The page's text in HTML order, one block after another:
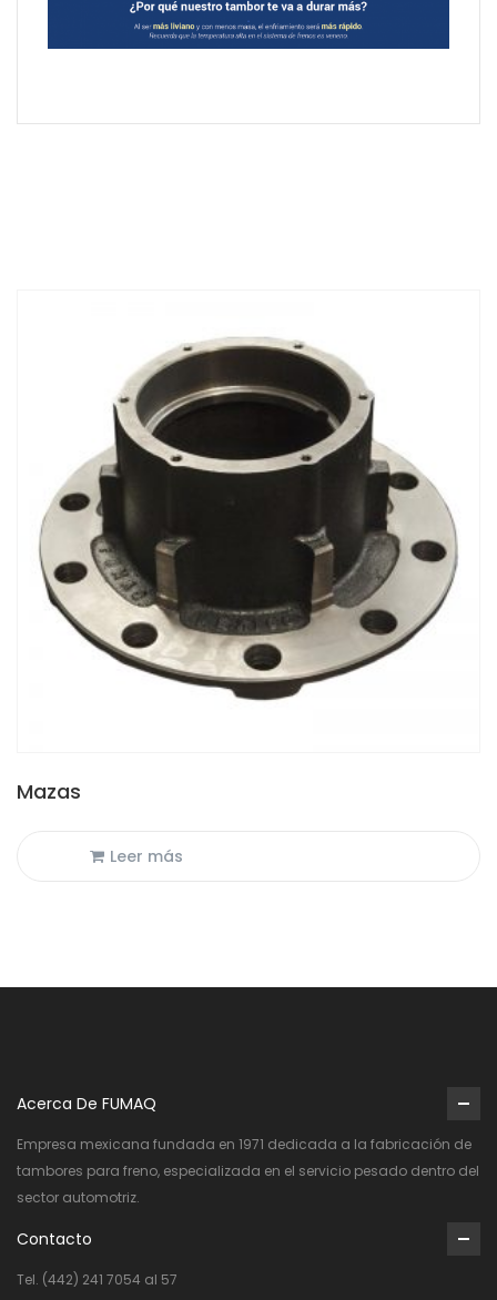
Mazas
Leer más
Acerca De FUMAQ
Empresa mexicana fundada en 1971 dedicada a la fabricación de
tambores para freno, especializada en el servicio pesado dentro del
sector automotriz.
Contacto
Tel. (442) 241 7054 al 57